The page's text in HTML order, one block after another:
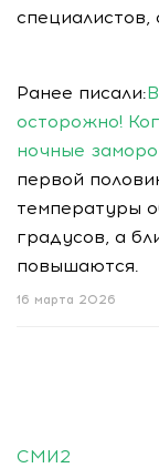
специалистов,
Ранее писали:
осторожно!
ночные
первой
температуры
градусов, а
повышаются.
16 марта 2026
СМИ2